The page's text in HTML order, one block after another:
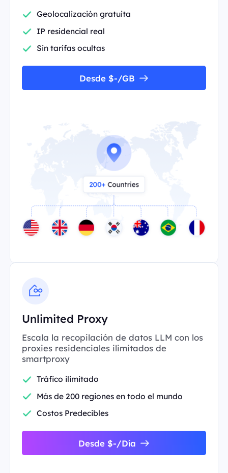
Geolocalización gratuita
IP residencial real
Sin tarifas ocultas
Desde $-/GB
Unlimited Proxy
Escala la recopilación de datos LLM con los
proxies residenciales ilimitados de
smartproxy
Tráfico ilimitado
Más de 200 regiones en todo el mundo
Costos Predecibles
Desde $-/Día